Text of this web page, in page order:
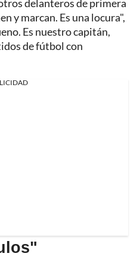
delanteros de primera
y marcan. Es una locura",
Es nuestro capitán,
de fútbol con